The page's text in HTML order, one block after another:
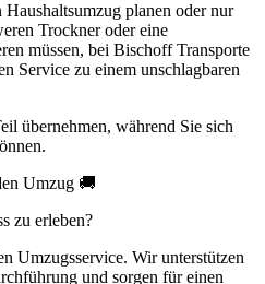
planen oder nur
Trockner oder eine
müssen, bei Bischoff Transporte
Service zu einem unschlagbaren
übernehmen, während Sie sich
Umzug 🚚
zu erleben?
Umzugsservice. Wir unterstützen
und sorgen für einen